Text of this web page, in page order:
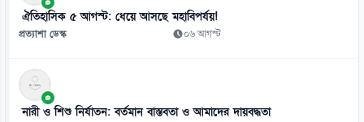
ঐতিহাসিক ৫ আগস্ট: ধেয়ে আসছে মহাবিপর্যয়!
প্রত্যাশা ডেস্ক ০৬ আগস্ট
নারী ও শিশু নির্যাতন: বর্তমান বাস্তবতা ও আমাদের দায়বদ্ধতা